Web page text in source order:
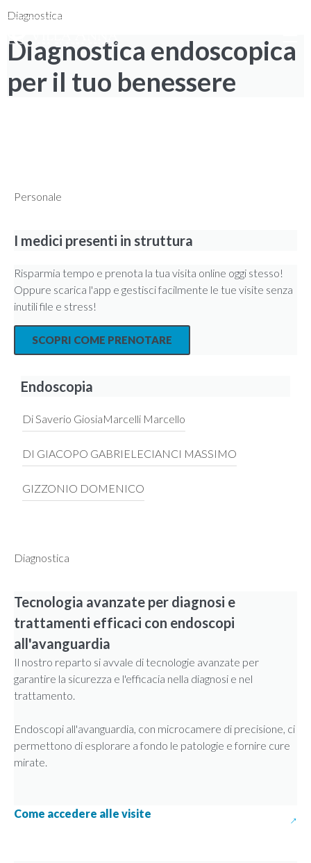
Diagnostica
Diagnostica endoscopica
per il tuo benessere
Personale
I medici presenti in struttura
Risparmia tempo e prenota la tua visita online oggi stesso!
Oppure scarica l'app e gestisci facilmente le tue visite senza
inutili file e stress!
SCOPRI COME PRENOTARE
Endoscopia
Di Saverio GiosiaMarcelli Marcello
DI GIACOPO GABRIELECIANCI MASSIMO
GIZZONIO DOMENICO
Diagnostica
Tecnologia avanzate per diagnosi e
trattamenti efficaci con endoscopi
all'avanguardia
Il nostro reparto si avvale di tecnologie avanzate per
garantire la sicurezza e l'efficacia nella diagnosi e nel
trattamento.
Endoscopi all'avanguardia, con microcamere di precisione, ci
permettono di esplorare a fondo le patologie e fornire cure
mirate.
Come accedere alle visite